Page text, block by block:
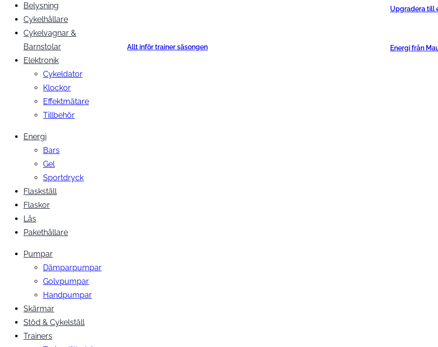
Belysning
Cykelhållare
Cykelvagnar &
Barnstolar
Elektronik
Cykeldator
Klockor
Effektmätare
Tillbehör
Energi
Bars
Gel
Sportdryck
Flaskställ
Flaskor
Lås
Pakethållare
Pumpar
Dämparpumpar
Golvpumpar
Handpumpar
Skärmar
Stöd & Cykelställ
Trainers
Allt inför trainer säsongen
Upgradera till
Energi från